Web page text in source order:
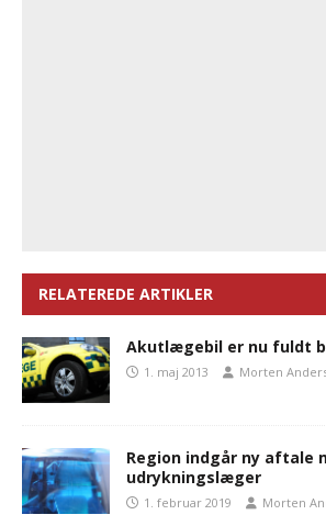
RELATEREDE ARTIKLER
Akutlægebil er nu fuldt
1. maj 2013 Morten
Region indgår ny aftale
udrykningslæger
1. februar 2019 Morten